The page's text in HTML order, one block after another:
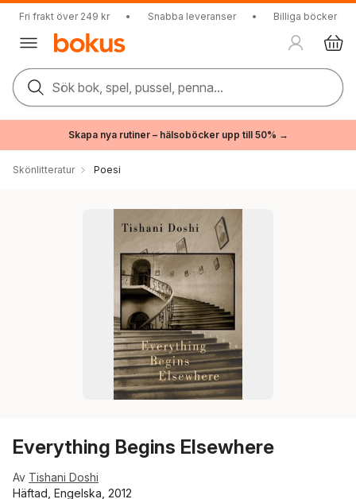
Fri frakt över 249 kr • Snabba leveranser • Billiga böcker
Sök bok, spel, pussel, penna...
Skapa nya rutiner – hälsoböcker upp till 50% →
Skönlitteratur Poesi
Everything Begins Elsewhere
Av Tishani Doshi
Häftad, Engelska, 2012